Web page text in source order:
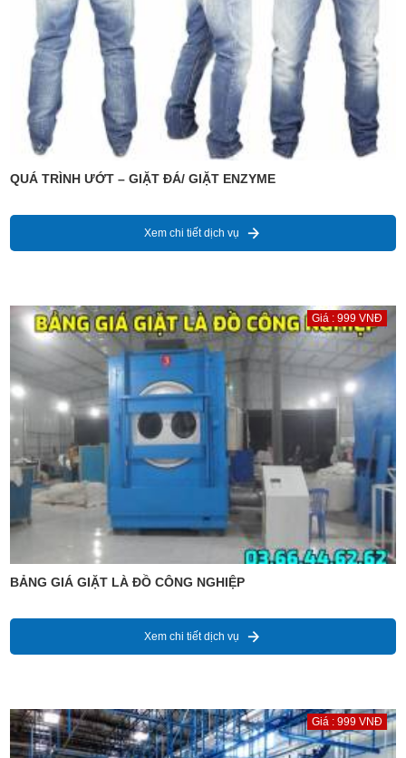
QUÁ TRÌNH ƯỚT – GIẶT ĐÁ/ GIẶT ENZYME
Xem chi tiết dịch vụ
Giá : 999 VNĐ
BẢNG GIÁ GIẶT LÀ ĐỒ CÔNG NGHIỆP
Xem chi tiết dịch vụ
Giá : 999 VNĐ